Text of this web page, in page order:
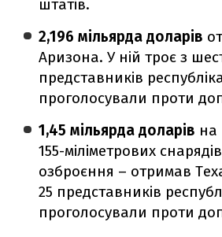
штатів.
2,196 мільярда доларів
Аризона. У ній троє з
представників
проголосували проти
1,45 мільярда доларів на
155-міліметрових
озброєння – отримав
25 представників
проголосували проти